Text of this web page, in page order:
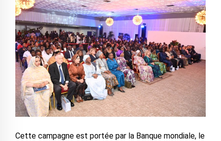
Cette campagne est portée par la Banque mondiale, le